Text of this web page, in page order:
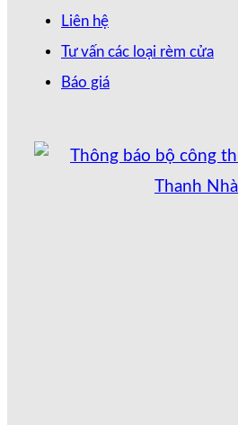
Liên hệ
Tư vấn các loại rèm cửa
Báo giá